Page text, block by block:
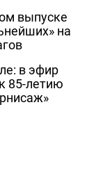
выпуске
на
в эфир
85-летию